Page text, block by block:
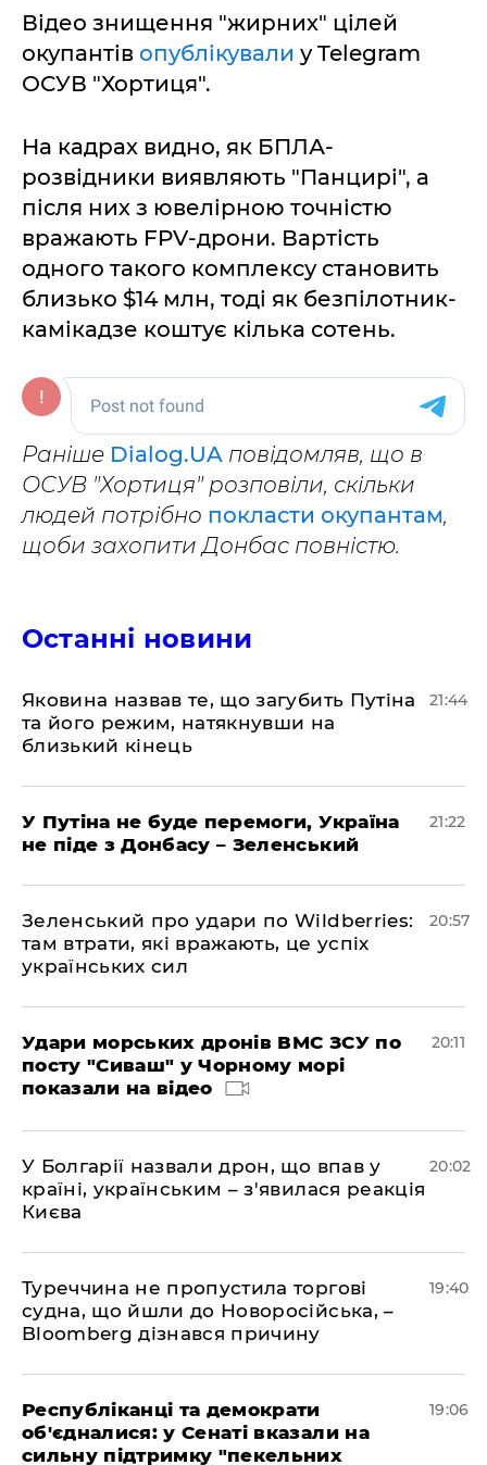
Відео знищення "жирних" цілей
окупантів опублікували у Telegram
ОСУВ "Хортиця".
На кадрах видно, як БПЛА-
розвідники виявляють "Панцирі", а
після них з ювелірною точністю
вражають FPV-дрони. Вартість
одного такого комплексу становить
близько $14 млн, тоді як безпілотник-
камікадзе коштує кілька сотень.
Раніше Dialog.UA повідомляв, що в
ОСУВ "Хортиця" розповіли, скільки
людей потрібно покласти окупантам,
щоби захопити Донбас повністю.
Останні новини
Яковина назвав те, що загубить Путіна
та його режим, натякнувши на
близький кінець
21:44
У Путіна не буде перемоги, Україна
не піде з Донбасу – Зеленський
21:22
Зеленський про удари по Wildberries:
там втрати, які вражають, це успіх
українських сил
20:57
Удари морських дронів ВМС ЗСУ по
посту "Сиваш" у Чорному морі
показали на відео
20:11
У Болгарії назвали дрон, що впав у
країні, українським – з'явилася реакція
Києва
20:02
Туреччина не пропустила торгові
судна, що йшли до Новоросійська, –
Bloomberg дізнався причину
19:40
Республіканці та демократи
об'єдналися: у Сенаті вказали на
сильну підтримку "пекельних
19:06